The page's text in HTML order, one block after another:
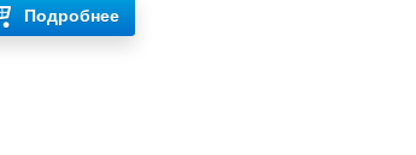
Подробнее